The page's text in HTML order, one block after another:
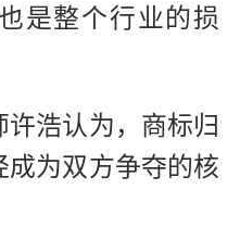
是整个行业的损
浩认为，商标归
成为双方争夺的核